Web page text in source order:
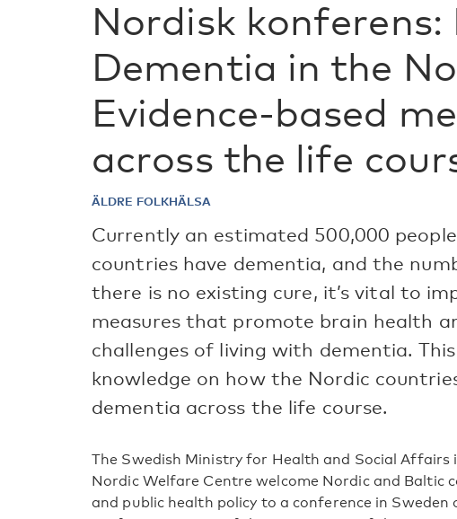
Nordisk konferens:
Dementia in the
Evidence-based
across the life
ÄLDRE FOLKHÄLSA
Currently an estimated 500,000
countries have dementia, and the
there is no existing cure, it’s vital to
measures that promote brain health
challenges of living with dementia.
knowledge on how the Nordic
dementia across the life course.
The Swedish Ministry for Health and Social
Nordic Welfare Centre welcome Nordic and Baltic
and public health policy to a conference in Sweden